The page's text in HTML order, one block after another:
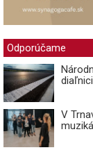
Odporúčame
V